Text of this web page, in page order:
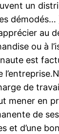
un
au
ou à
est
de
mener en
de
d’une